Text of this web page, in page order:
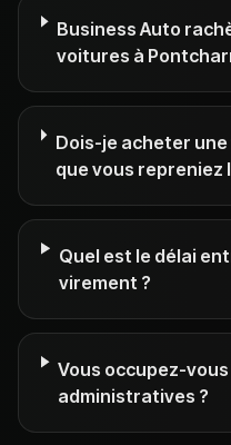
Business Auto
voitures à
Dois-je acheter
que vous repreniez
Quel est le délai
virement ?
Vous occupez-
administratives ?